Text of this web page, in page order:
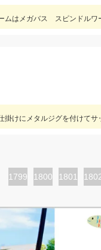
ムはメガバス スピンドルワ
掛けにメタルジグを付けて
ペ
1799
ペ
ジ
1800
ペ
1801
ペ